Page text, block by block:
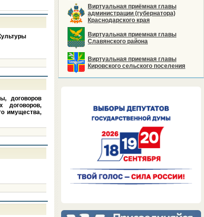
Виртуальная приёмная главы
администрации (губернатора)
Краснодарского края
Виртуальная приемная главы
Славянского района
Виртуальная приемная главы
Кировского сельского поселения
договоров
договоров,
имущества,